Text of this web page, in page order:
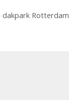
Rotterdam